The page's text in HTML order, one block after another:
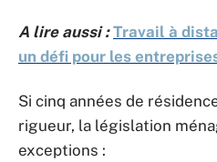
A lire aussi : Travail à
un défi pour les
Si cinq années de
rigueur, la législation
exceptions :